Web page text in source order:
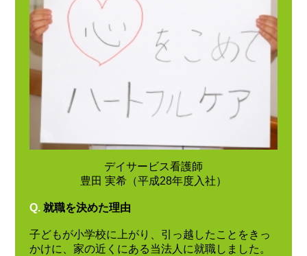
デイサービス看護師
豊田 実希（平成28年度入社）
Q. 就職を決めた理由
子どもが小学校に上がり、引っ越したことをきっ
かけに、家の近くにある当法人に就職しました。